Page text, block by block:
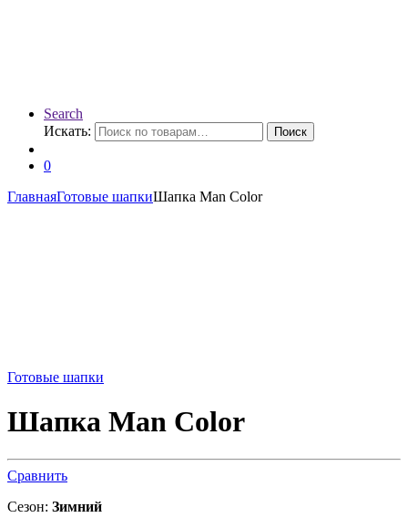
Search
Искать:
Поиск
0
ГлавнаяГотовые шапкиШапка Man Color
Готовые шапки
Шапка Man Color
Сравнить
Сезон: Зимний